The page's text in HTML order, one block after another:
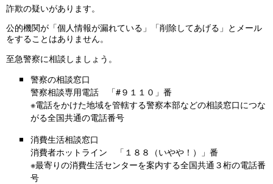
詐欺の疑いがあります。
公的機関が「個人情報が漏れている」「削除してあげる」とメール
をすることはありません。
至急警察に相談しましょう。
警察の相談窓口
警察相談専用電話 「#９１１０」番
※電話をかけた地域を管轄する警察本部などの相談窓口につな
がる全国共通の電話番号
消費生活相談窓口
消費者ホットライン 「１８８（いやや！）」番
※最寄りの消費生活センターを案内する全国共通３桁の電話番
号